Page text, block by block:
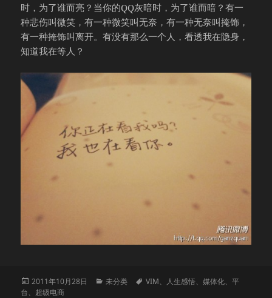
时，为了谁而亮？当你的QQ灰暗时，为了谁而暗？有一
种悲伤叫微笑，有一种微笑叫无奈，有一种无奈叫掩饰，
有一种掩饰叫离开。有没有那么一个人，看透我在隐身，
知道我在等人？
发
布
2011年10月28日
分
未分类
标
VIM、 人生感悟、媒体化、平
台、 超级电商